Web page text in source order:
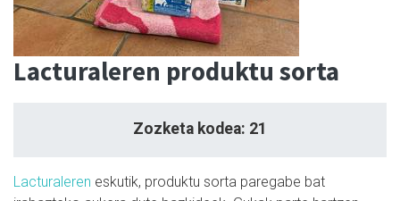
Lacturaleren produktu sorta
Zozketa kodea: 21
Lacturaleren eskutik, produktu sorta paregabe bat